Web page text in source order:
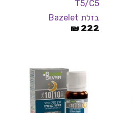
T5/C5
בזלת Bazelet
222
₪